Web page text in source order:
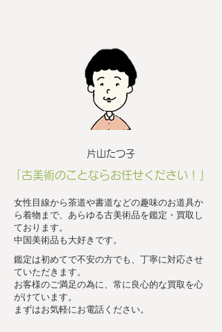
片山たつ子
「古美術のことならお任せください！」
女性目線から茶道や書道などの趣味のお道具か
ら着物まで、あらゆる古美術品を鑑定・買取し
ております。
​中国美術品も大好きです。
​鑑定は初めてで不安の方でも、丁寧に対応させ
ていただきます。
お客様のご満足の為に、常に良心的な買取を心
がけています。
まずはお気軽にお電話ください。